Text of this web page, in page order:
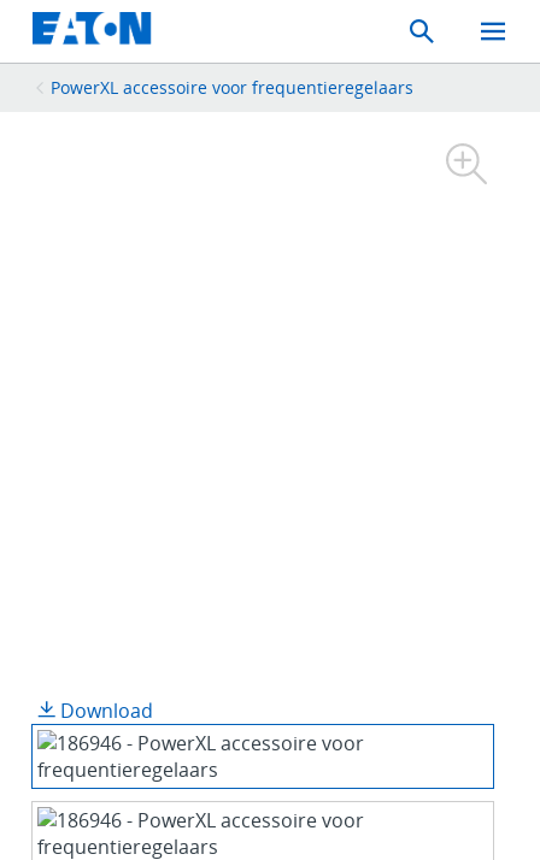
Search
Toggle
Mobile
PowerXL accessoire voor frequentieregelaars
Download